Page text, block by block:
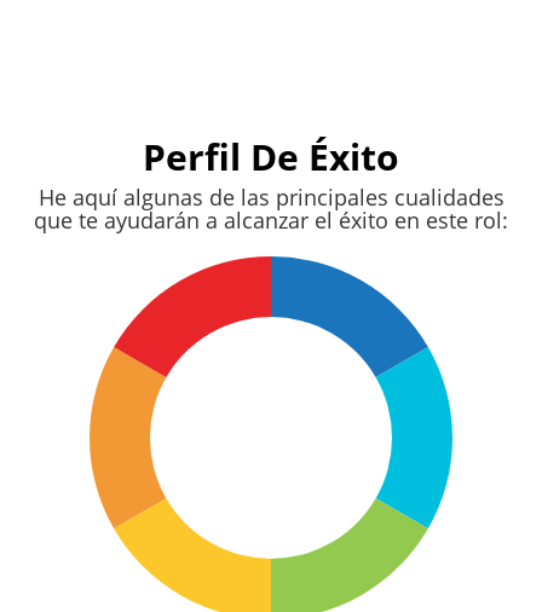
Perfil De Éxito
He aquí algunas de las principales cualidades
que te ayudarán a alcanzar el éxito en este rol: